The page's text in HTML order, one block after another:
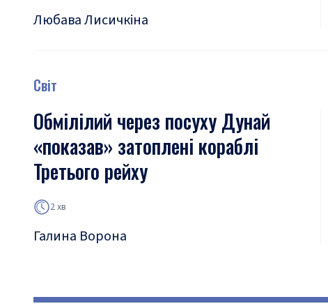
Любава Лисичкіна
Світ
Обмілілий через посуху Дунай
«показав» затоплені кораблі
Третього рейху
2 хв
Галина Ворона